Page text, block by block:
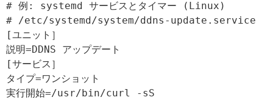
# 例: systemd サービスとタイマー (Linux)
# /etc/systemd/system/ddns-update.service
[ユニット］
説明=DDNS アップデート
[サービス］
タイプ=ワンショット
実行開始=/usr/bin/curl -sS